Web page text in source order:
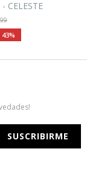
CELESTE
43
SUSCRIBIRME